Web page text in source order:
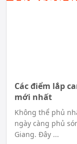
Các điểm lắp
mới nhất
Không thể phủ
ngày càng phủ
Giang. Đây ...